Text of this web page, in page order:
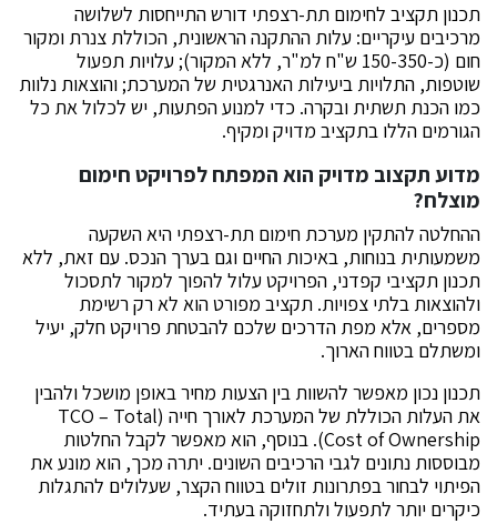
תכנון תקציב לחימום תת-רצפתי דורש התייחסות לשלושה
מרכיבים עיקריים: עלות ההתקנה הראשונית, הכוללת צנרת ומקור
חום (כ-150-350 ש"ח למ"ר, ללא המקור); עלויות תפעול
שוטפות, התלויות ביעילות האנרגטית של המערכת; והוצאות נלוות
כמו הכנת תשתית ובקרה. כדי למנוע הפתעות, יש לכלול את כל
הגורמים הללו בתקציב מדויק ומקיף.
מדוע תקצוב מדויק הוא המפתח לפרויקט חימום
מוצלח?
ההחלטה להתקין מערכת חימום תת-רצפתי היא השקעה
משמעותית בנוחות, באיכות החיים וגם בערך הנכס. עם זאת, ללא
תכנון תקציבי קפדני, הפרויקט עלול להפוך למקור לתסכול
ולהוצאות בלתי צפויות. תקציב מפורט הוא לא רק רשימת
מספרים, אלא מפת הדרכים שלכם להבטחת פרויקט חלק, יעיל
ומשתלם בטווח הארוך.
תכנון נכון מאפשר להשוות בין הצעות מחיר באופן מושכל ולהבין
את העלות הכוללת של המערכת לאורך חייה (TCO – Total
Cost of Ownership). בנוסף, הוא מאפשר לקבל החלטות
מבוססות נתונים לגבי הרכיבים השונים. יתרה מכך, הוא מונע את
הפיתוי לבחור בפתרונות זולים בטווח הקצר, שעלולים להתגלות
כיקרים יותר לתפעול ולתחזוקה בעתיד.